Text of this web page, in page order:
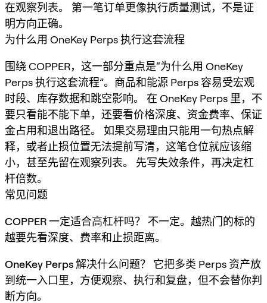
在观察列表。 第一笔订单更像执行质量测试，不是证
明方向正确。
为什么用 OneKey Perps 执行这套流程
围绕 COPPER，这一部分重点是“为什么用 OneKey
Perps 执行这套流程”。商品和能源 Perps 容易受宏观
时段、库存数据和跳空影响。 在 OneKey Perps 里，不
要只看能不能下单，还要看价格深度、资金费率、保证
金占用和退出路径。 如果交易理由只能用一句热点解
释，或者止损位置无法提前写清，这笔仓位就应该缩
小，甚至先留在观察列表。 先写失效条件，再决定杠
杆倍数。
常见问题
COPPER 一定适合高杠杆吗？
不一定。越热门的标的
越要先看深度、费率和止损距离。
OneKey Perps 解决什么问题？
它把多类 Perps 资产放
到统一入口里，方便观察、执行和复盘，但不会替你判
断方向。